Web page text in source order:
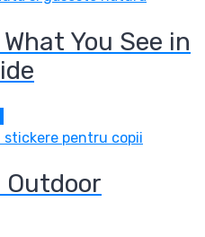
You See in
Outdoor